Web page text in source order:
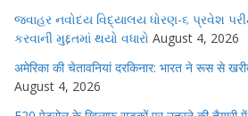
જવાહર નવોદય વિદ્યાલય ધોરણ-૬ પ્રવેશ
કરવાની મુદ્દતમાં થયો વધારો August 4, 2026
अमेरिका की चेतावनियां दरकिनार: भारत ने रूस से
August 4, 2026